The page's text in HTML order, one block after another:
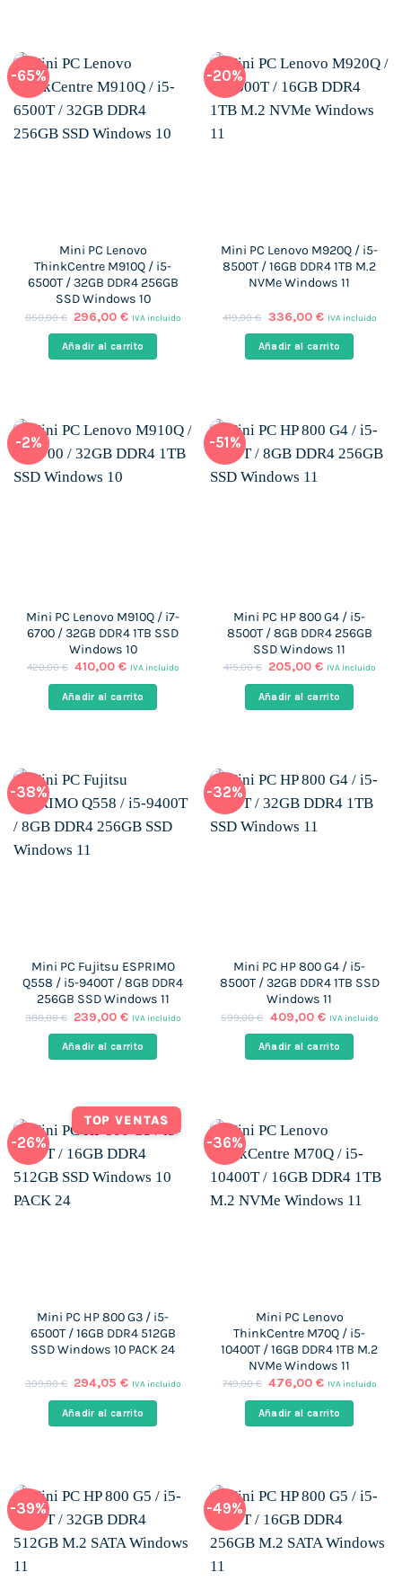
-65%
Mini PC Lenovo
ThinkCentre M910Q / i5-
6500T / 32GB DDR4 256GB
SSD Windows 10
850,00€ El
original
era:
296,00€El
actual
es:
IVA incluido
Añadir al carrito
-20%
Mini PC Lenovo M920Q / i5-
8500T / 16GB DDR4 1TB M.2
NVMe Windows 11
419,00€ El
original
era:
336,00 €El
actual
es:
IVA incluido
Añadir al carrito
-2%
Mini PC Lenovo M910Q / i7-
6700 / 32GB DDR4 1TB SSD
Windows 10
420,00€ El
original
era:
410,00€El
actual
es:
IVA incluido
Añadir al carrito
-51%
Mini PC HP 800 G4 / i5-
8500T / 8GB DDR4 256GB
SSD Windows 11
415,00€ El
original
era:
205,00€El
actual
es:
IVA incluido
Añadir al carrito
-38%
Mini PC Fujitsu ESPRIMO
Q558 / i5-9400T / 8GB DDR4
256GB SSD Windows 11
388,00€ El
original
era:
239,00€El
actual
es:
IVA incluido
Añadir al carrito
-32%
Mini PC HP 800 G4 / i5-
8500T / 32GB DDR4 1TB SSD
Windows 11
599,00€ El
original
era:
409,00 €El
actual
es:
IVA incluido
Añadir al carrito
-26%
TOP VENTAS
Mini PC HP 800 G3 / i5-
6500T / 16GB DDR4 512GB
SSD Windows 10 PACK 24
399,00€ El
original
era:
294,05€El
actual
es:
IVA incluido
Añadir al carrito
-36%
Mini PC Lenovo
ThinkCentre M70Q / i5-
10400T / 16GB DDR4 1TB M.2
NVMe Windows 11
749,00€ El
original
era:
476,00€El
actual
es:
IVA incluido
Añadir al carrito
-39% -49%